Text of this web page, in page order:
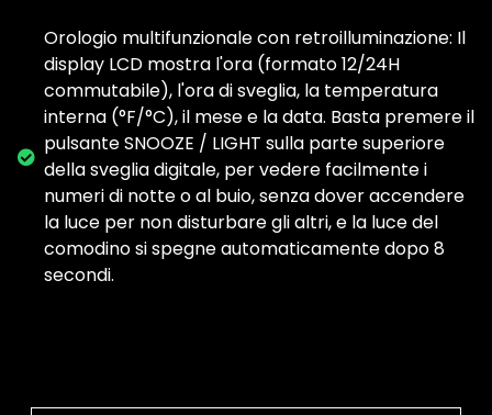
Orologio multifunzionale con retroilluminazione: Il
display LCD mostra l'ora (formato 12/24H
commutabile), l'ora di sveglia, la temperatura
interna (°F/°C), il mese e la data. Basta premere il
pulsante SNOOZE / LIGHT sulla parte superiore
della sveglia digitale, per vedere facilmente i
numeri di notte o al buio, senza dover accendere
la luce per non disturbare gli altri, e la luce del
comodino si spegne automaticamente dopo 8
secondi.